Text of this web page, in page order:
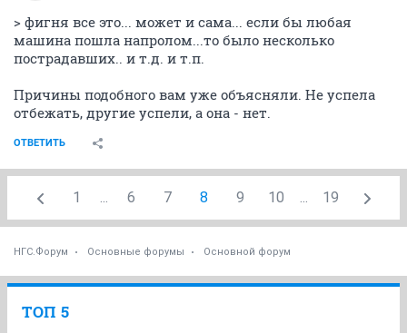
> фигня все это... может и сама... если бы любая
машина пошла напролом...то было несколько
пострадавших.. и т.д. и т.п.
Причины подобного вам уже объясняли. Не успела
отбежать, другие успели, а она - нет.
ОТВЕТИТЬ
1 ... 6 7 8 9 10 ... 19
НГС.Форум Основные форумы Основной форум
ТОП 5